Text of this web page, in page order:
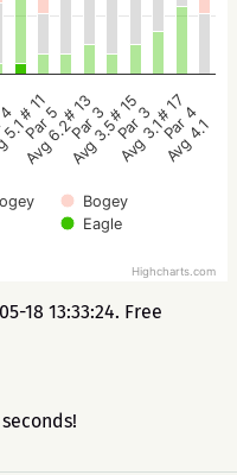
Bogey
Eagle
# 11
Par 5
Avg 6.2
# 13
Par 3
Avg 3.5
# 15
Par 3
Avg 3.1
# 17
Par 4
Avg 4.1
Highcharts.com
18 13:33:24. Free